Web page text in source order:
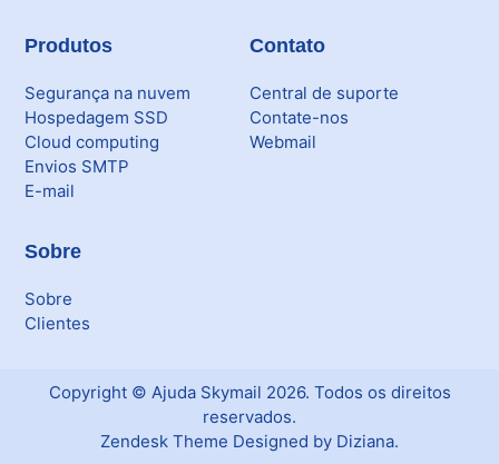
Produtos
Segurança na nuvem
Hospedagem SSD
Cloud computing
Envios SMTP
E-mail
Contato
Central de suporte
Contate-nos
Webmail
Sobre
Sobre
Clientes
Copyright © Ajuda Skymail 2026. Todos os direitos
reservados.
Zendesk Theme Designed by Diziana.